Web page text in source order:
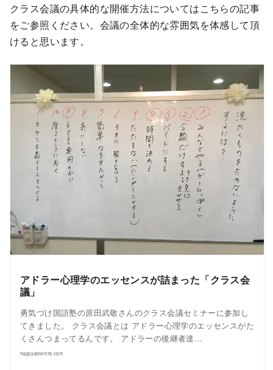
クラス会議の具体的な開催方法についてはこちらの記事
をご参照ください。会議の全体的な雰囲気を体感して頂
けると思います。
アドラー心理学のエッセンスが詰まった「クラス会
議」
勇気づけ国語塾の原田武敬さんのクラス会議セミナーに参加し
てきました。 クラス会議とは アドラー心理学のエッセンスがた
くさんつまってるんです。 アドラーの後継者達…
happyadlerlife.com